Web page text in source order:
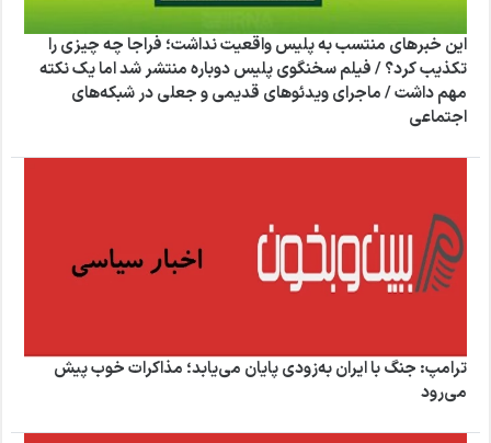
این خبرهای منتسب به پلیس واقعیت نداشت؛ فراجا چه چیزی را
تکذیب کرد؟ / فیلم سخنگوی پلیس دوباره منتشر شد اما یک نکته
مهم داشت / ماجرای ویدئوهای قدیمی و جعلی در شبکه‌های
اجتماعی
ترامپ: جنگ با ایران به‌زودی پایان می‌یابد؛ مذاکرات خوب پیش
می‌رود